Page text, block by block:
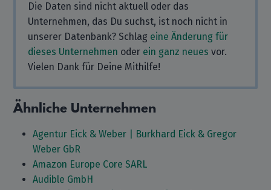
Die Daten sind nicht aktuell oder das
Unternehmen, das Du suchst, ist noch nicht in
unserer Datenbank? Schlag eine Änderung für
dieses Unternehmen oder ein ganz neues vor.
Vielen Dank für Deine Mithilfe!
Ähnliche Unternehmen
Agentur Eick & Weber | Burkhard Eick & Gregor
Weber GbR
Amazon Europe Core SARL
Audible GmbH